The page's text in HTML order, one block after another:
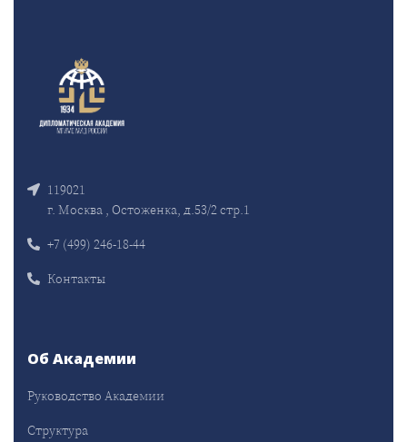
119021
г. Москва , Остоженка, д.53/2 стр.1
+7 (499) 246-18-44
Контакты
Об Академии
Руководство Академии
Структура